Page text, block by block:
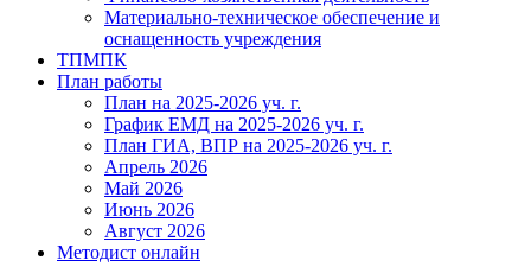
Материально-техническое обеспечение и
оснащенность учреждения
ТПМПК
План работы
План на 2025-2026 уч. г.
График ЕМД на 2025-2026 уч. г.
План ГИА, ВПР на 2025-2026 уч. г.
Апрель 2026
Май 2026
Июнь 2026
Август 2026
Методист онлайн